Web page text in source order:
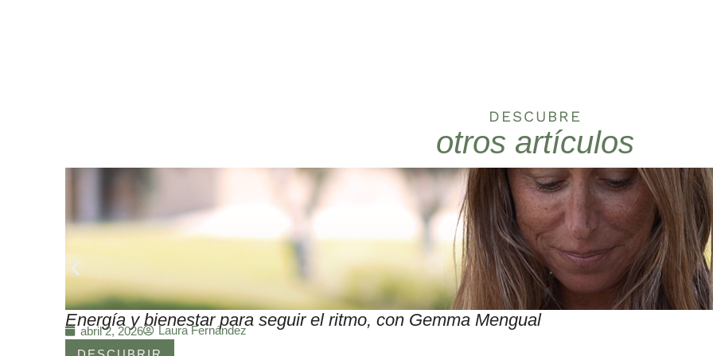
DESCUBRE
otros artículos
Energía y bienestar para seguir el ritmo, con Gemma Mengual
abril 2, 2026
Laura Fernández